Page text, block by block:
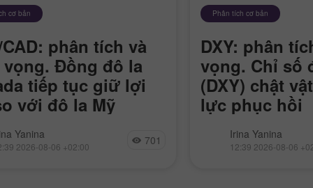
cơ bản
CAD: phân tích và
Đồng đô la
tiếp tục giữ lợi
với đô la Mỹ
CAD đang giao dịch giảm
Năm, với phe bán nhắm tới
Yanina
2026-08-06 +02:00 701
Phân tích cơ bản
DXY: phân
vọng. Chỉ số
(DXY) chật
lực phục hồi
DXY vẫn trong trạng
trong bối cảnh gia
Irina Yanina
12:39 2026-08-06